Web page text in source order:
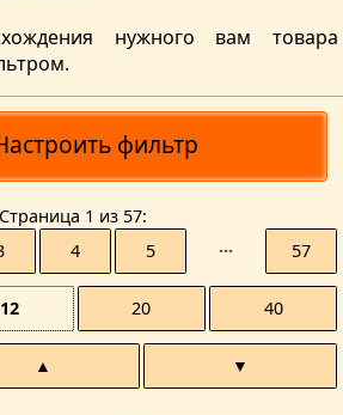
нужного вам товара
фильтр
Страницa 1 из 57
4 5 ··· 57
12 20 40
▲ ▼